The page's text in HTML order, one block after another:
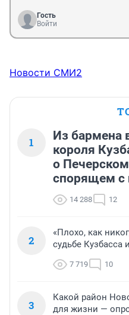
Гость
Войти
Новости СМИ2
1
Из бармена
короля
о
спорящем с
14 288 12
2
«Плохо, как
судьбе Кузбасса
7 719 10
3
Какой район
для жизни —